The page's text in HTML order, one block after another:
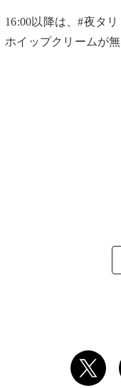
16:00以降は、#夜タ
ホイップクリームが無